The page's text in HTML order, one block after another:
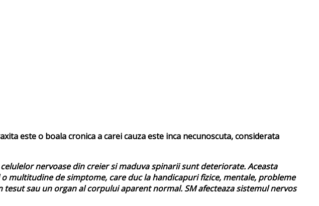
este o boala cronica a carei cauza este inca necunoscuta, considerata
nervoase din creier si maduva spinarii sunt deteriorate. Aceasta
multitudine de simptome, care duc la handicapuri fizice, mentale, probleme
sau un organ al corpului aparent normal. SM afecteaza sistemul nervos